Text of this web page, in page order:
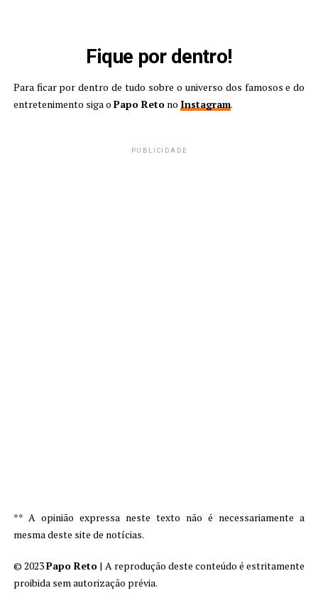
Fique por dentro!
Para ficar por dentro de tudo sobre o universo dos famosos e do
entretenimento siga o Papo Retono Instagram.
PUBLICIDADE
** A opinião expressa neste texto não é necessariamente a
mesma deste site de notícias.
© 2023Papo Reto | A reprodução deste conteúdo é estritamente
proibida sem autorização prévia.